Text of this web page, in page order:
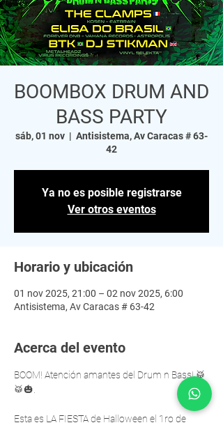
BOOMBOX DRUM AND
BASS PARTY
sáb, 01 nov
  |
Antisistema, Av Caracas # 63-
42
Ya no es posible registrarse
Ver otros eventos
Horario y ubicación
01 nov 2025, 21:00 – 02 nov 2025, 6:00
Antisistema, Av Caracas # 63-42
Acerca del evento
BOOM! Atención amantes del Drum n Bass! 🥁
🥁🎃.
Esta es LA FIESTA de Halloween el 1ro de